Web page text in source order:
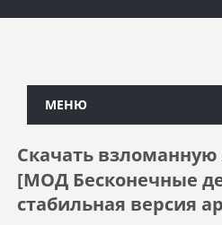
МЕНЮ
Скачать взломанную
[МОД Бесконечные
стабильная версия